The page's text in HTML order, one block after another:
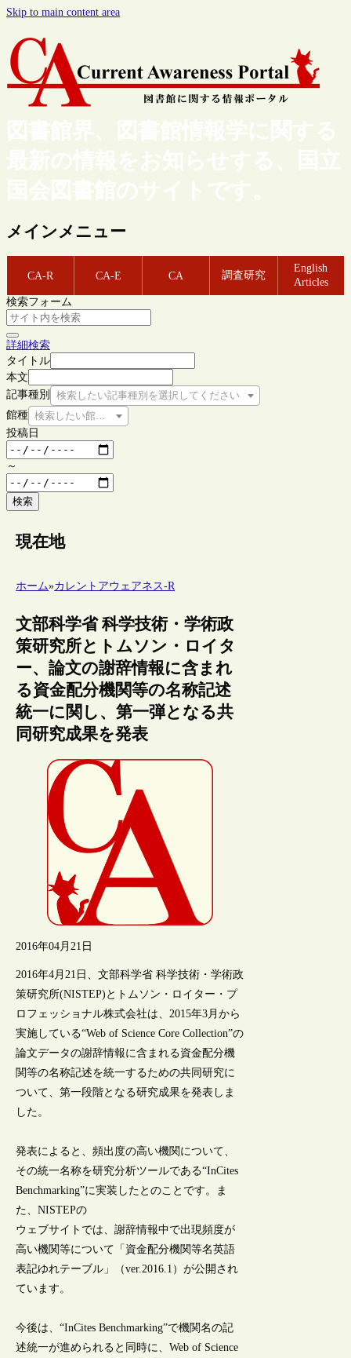
Skip to main content area
図書館界、図書館情報学に関する
最新の情報をお知らせする、国立
国会図書館のサイトです。
メインメニュー
CA-R CA-E CA 調査研究
English
Articles
検索フォーム
詳細検索
タイトル
本文
記事種別
検索したい記事種別を選択してください
館種 検索したい館種を選択してください
投稿日
～
検索
現在地
ホーム»カレントアウェアネス-R
文部科学省 科学技術・学術政
策研究所とトムソン・ロイタ
ー、論文の謝辞情報に含まれ
る資金配分機関等の名称記述
統一に関し、第一弾となる共
同研究成果を発表
2016年04月21日
2016年4月21日、文部科学省 科学技術・学術政
策研究所(NISTEP)とトムソン・ロイター・プ
ロフェッショナル株式会社は、2015年3月から
実施している“Web of Science Core Collection”の
論文データの謝辞情報に含まれる資金配分機
関等の名称記述を統一するための共同研究に
ついて、第一段階となる研究成果を発表しま
した。
発表によると、頻出度の高い機関について、
その統一名称を研究分析ツールである“InCites
Benchmarking”に実装したとのことです。ま
た、NISTEPの
ウェブサイトでは、謝辞情報中で出現頻度が
高い機関等について「資金配分機関等名英語
表記ゆれテーブル」（ver.2016.1）が公開され
ています。
今後は、“InCites Benchmarking”で機関名の記
述統一が進められると同時に、Web of Science